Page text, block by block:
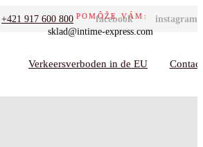
FR DE ES
+421 917 600 800 facebook instagram
Verkeersverboden in de EU Contact
POMÔŽE VÁM:
sklad@intime-express.com